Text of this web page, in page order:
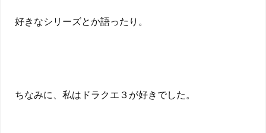
好きなシリーズとか語ったり。
ちなみに、私はドラクエ３が好きでした。